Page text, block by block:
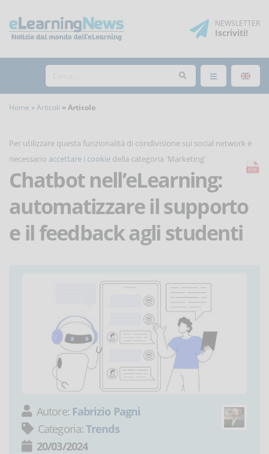
NEWSLETTER
Iscriviti!
Home Articoli Articolo
Per utilizzare questa funzionalità di condivisione sui social network è
necessario accettare i cookie della categoria 'Marketing'
Chatbot nell’eLearning:
automatizzare il supporto
e il feedback agli studenti
Autore: Fabrizio Pagni
Categoria:Trends
20/03/2024